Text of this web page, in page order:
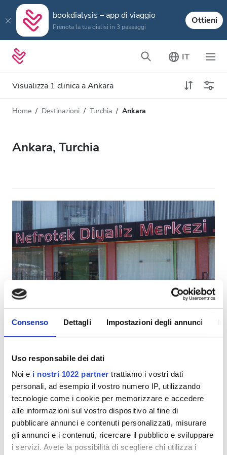
Consenso Dettagli Impostazioni degli annunci
Uso responsabile dei dati
Noi e i nostri 1022 partner trattiamo i vostri dati
personali, ad esempio il vostro numero IP, utilizzando
tecnologie come i cookie per memorizzare e accedere
alle informazioni sul vostro dispositivo al fine di
pubblicare annunci e contenuti personalizzati, misurare
gli annunci e i contenuti, ricercare il pubblico e sviluppare
i servizi. Avete la possibilità di scegliere chi utilizza i
bookdialysis – app di viaggio
Prenota la tua dialisi in 3 passaggi
Ottieni
IT
Visualizza 1 clinica a Ankara
Tipo di dialisi
Tutti i tipi di dialisi
Accetta
Pazienti con HIV
Pazienti con epatite B
Pazienti con epatite C
GHIC
Strutture
Snack e bevande
WiFi gratuito
Schermi TV
Trasferimento gratuito
Distanza
Home Destinazioni Turchia Ankara
Ankara, Turchia
Ozel Nefrotek Diyaliz Merkezi
Ankara, Turchia
Per trattamento
Dialisi HD 190 €
Prenota